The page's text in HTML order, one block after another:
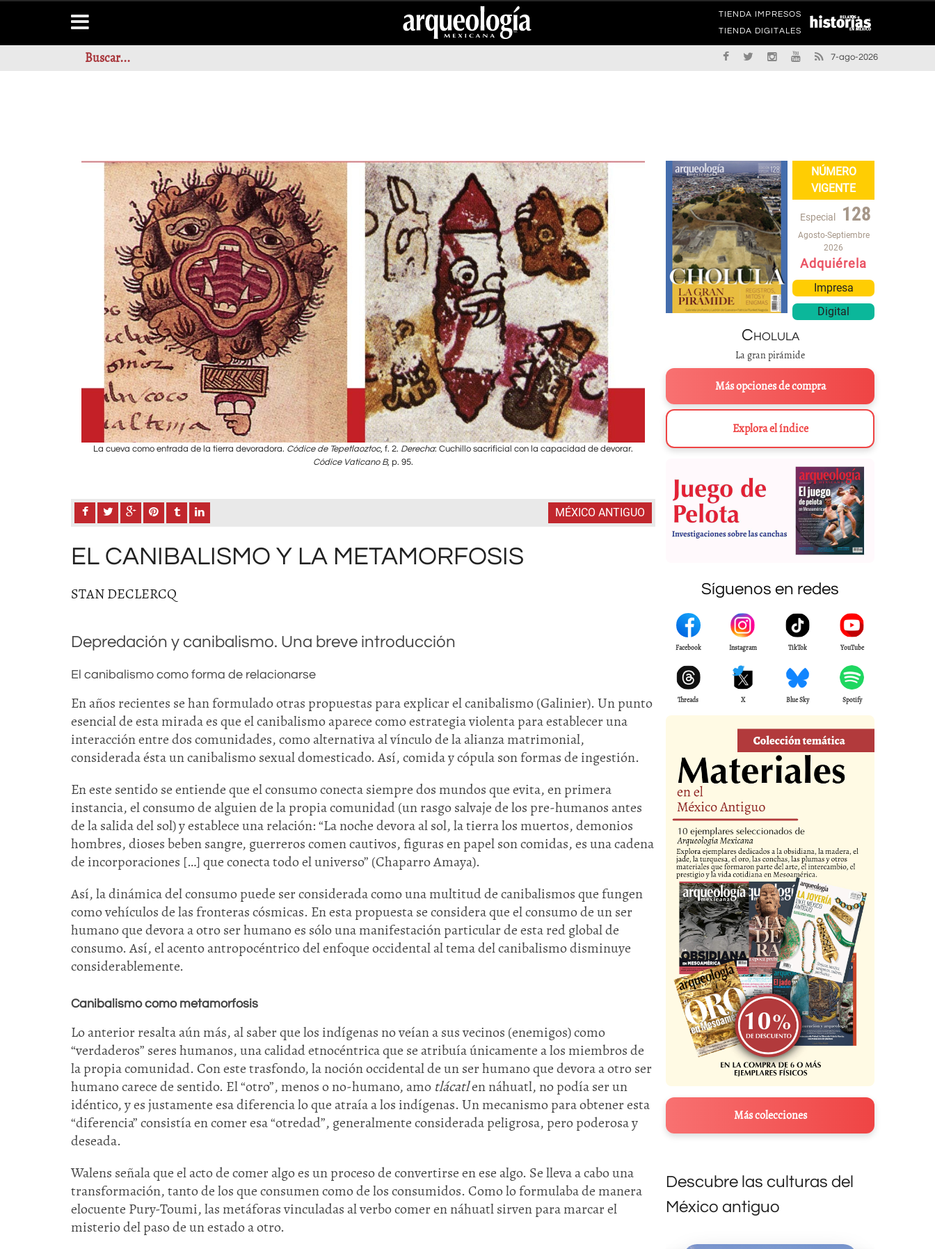
TIENDA IMPRESOS
TIENDA DIGITALES
7-ago-2026
La cueva como entrada de la tierra devoradora. Códice de Tepetlaoztoc, f. 2. Derecha: Cuchillo sacrificial con la capacidad de devorar.
Códice Vaticano B, p. 95.
La cueva como entrada de la tierra devoradora.Códice de
MÉXICO ANTIGUO
EL CANIBALISMO Y LA METAMORFOSIS
STAN DECLERCQ
Depredación y canibalismo. Una breve introducción
El canibalismo como forma de relacionarse
En años recientes se han formulado otras propuestas para explicar el canibalismo (Galinier). Un punto
esencial de esta mirada es que el canibalismo aparece como estrategia violenta para establecer una
interacción entre dos comunidades, como alternativa al vínculo de la alianza matrimonial,
considerada ésta un canibalismo sexual domesticado. Así, comida y cópula son formas de ingestión.
En este sentido se entiende que el consumo conecta siempre dos mundos que evita, en primera
instancia, el consumo de alguien de la propia comunidad (un rasgo salvaje de los pre-humanos antes
de la salida del sol) y establece una relación: “La noche devora al sol, la tierra los muertos, demonios
hombres, dioses beben sangre, guerreros comen cautivos, figuras en papel son comidas, es una cadena
de incorporaciones […] que conecta todo el universo” (Chaparro Amaya).
Así, la dinámica del consumo puede ser considerada como una multitud de canibalismos que fungen
como vehículos de las fronteras cósmicas. En esta propuesta se considera que el consumo de un ser
humano que devora a otro ser humano es sólo una manifestación particular de esta red global de
consumo. Así, el acento antropocéntrico del enfoque occidental al tema del canibalismo disminuye
considerablemente.
Canibalismo como metamorfosis
Lo anterior resalta aún más, al saber que los indígenas no veían a sus vecinos (enemigos) como
“verdaderos” seres humanos, una calidad etnocéntrica que se atribuía únicamente a los miembros de
la propia comunidad. Con este trasfondo, la noción occidental de un ser humano que devora a otro ser
humano carece de sentido. El “otro”, menos o no-humano, amo tlácatlen náhuatl, no podía ser un
idéntico, y es justamente esa diferencia lo que atraía a los indígenas. Un mecanismo para obtener esta
“diferencia” consistía en comer esa “otredad”, generalmente considerada peligrosa, pero poderosa y
deseada.
Walens señala que el acto de comer algo es un proceso de convertirse en ese algo. Se lleva a cabo una
transformación, tanto de los que consumen como de los consumidos. Como lo formulaba de manera
elocuente Pury-Toumi, las metáforas vinculadas al verbo comer en náhuatl sirven para marcar el
misterio del paso de un estado a otro.
NÚMERO
VIGENTE
Especial 128
Agosto-Septiembre
2026
Adquiérela
Impresa
Digital
Cholula
La gran pirámide
Más opciones de compra
Explora el índice
Síguenos en redes
Facebook Instagram TikTok YouTube
Threads X Blue Sky Spotify
Más colecciones
Descubre las culturas del
México antiguo